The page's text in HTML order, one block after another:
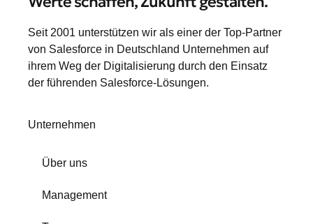
Seit 2001 unterstützen wir als einer der Top-Partner
von Salesforce in Deutschland Unternehmen auf
ihrem Weg der Digitalisierung durch den Einsatz
der führenden Salesforce-Lösungen.
Unternehmen
Über uns
Management